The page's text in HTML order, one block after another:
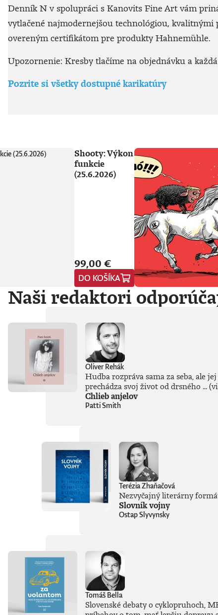
Denník N v spolupráci s Kanovits Fine Art vám
vytlačené najmodernejšou technológiou,
overeným certifikátom pre produkty Hahnemühle.
Upozornenie: Kresby tlačíme na objednávku a
Pozrite si všetky dostupné karikatúry
Shooty: Výkon
funkcie
(25.6.2026)
99,00 €
DO KOŠÍKA
Naši redaktori
Oliver Rehák
Hudba rozpráva sama za seba, ale
prechádza svoj život od drsného ...
Chlieb anjelov
Patti Smith
Terézia Zhaňačová
Nezvyčajný literárny
Slovník vojny
Ostap Slyvynsky
Tomáš Bella
Slovenské debaty o cyklopruhoch,